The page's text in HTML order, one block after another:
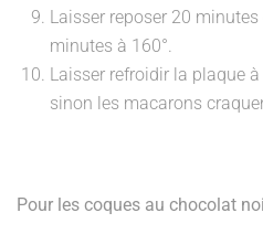
Laisser reposer 20
minutes à 160°.
Laisser refroidir la plaque
sinon les macarons
Pour les coques au chocolat